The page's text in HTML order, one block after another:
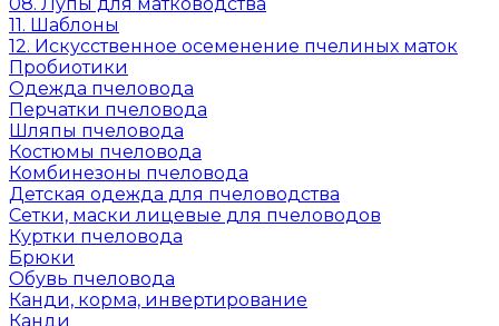
11. Шаблоны
12. Искусственное осеменение пчелиных маток
Пробиотики
Одежда пчеловода
Перчатки пчеловода
Шляпы пчеловода
Костюмы пчеловода
Комбинезоны пчеловода
Детская одежда для пчеловодства
Сетки, маски лицевые для пчеловодов
Куртки пчеловода
Брюки
Обувь пчеловода
Канди, корма, инвертирование
Канди